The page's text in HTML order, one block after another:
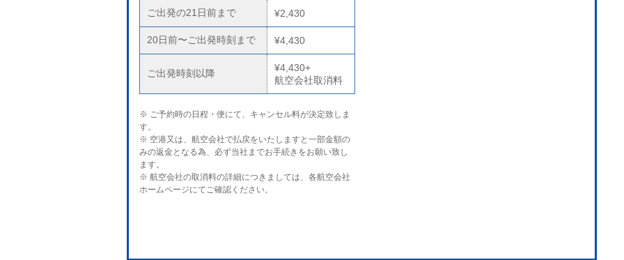
ご出発の21日前まで ¥2,430
20日前〜ご出発時刻まで ¥4,430
ご出発時刻以降
¥4,430+
航空会社取消料
※ ご予約時の日程・便にて、キャンセル料が決定致しま
す。
※ 空港又は、航空会社で払戻をいたしますと一部金額の
みの返金となる為、必ず当社までお手続きをお願い致し
ます。
※ 航空会社の取消料の詳細につきましては、各航空会社
ホームページにてご確認ください。